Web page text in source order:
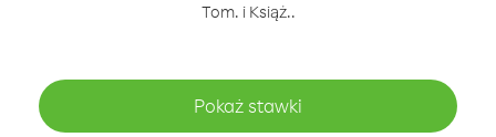
Tom. i Książ..
Pokaż stawki